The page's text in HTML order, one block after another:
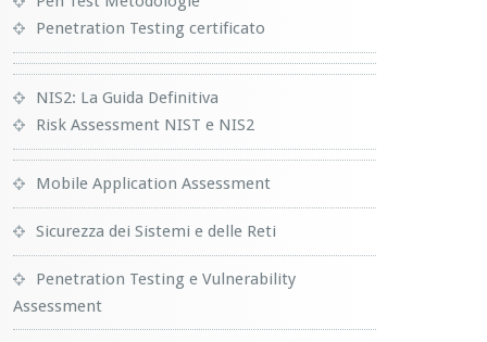
Penetration Testing certificato
NIS2: La Guida Definitiva
Risk Assessment NIST e NIS2
Mobile Application Assessment
Sicurezza dei Sistemi e delle Reti
Penetration Testing e Vulnerability
Assessment